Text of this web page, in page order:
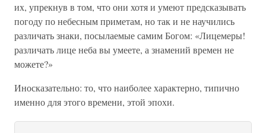
их, упрекнув в том, что они хотя и умеют предсказывать
погоду по небесным приметам, но так и не научились
различать знаки, посылаемые самим Богом: «Лицемеры!
различать лице неба вы умеете, а знамений времен не
можете?»
Иносказательно: то, что наиболее характерно, типично
именно для этого времени, этой эпохи.